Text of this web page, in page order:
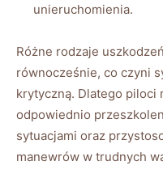
unieruchomienia.
Różne rodzaje
równocześnie, co czyni
krytyczną. Dlatego piloci
odpowiednio
sytuacjami oraz
manewrów w trudnych